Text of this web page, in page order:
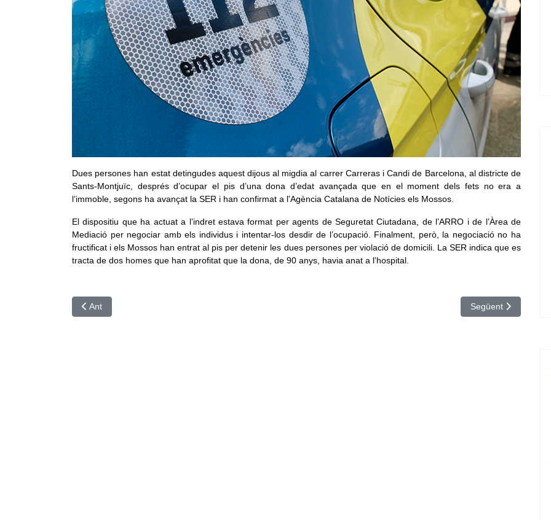
Dues persones han estat detingudes aquest dijous al migdia al carrer Carreras i Candi de Barcelona, al districte de
Sants-Montjuïc, després d’ocupar el pis d’una dona d’edat avançada que en el moment dels fets no era a
l’immoble, segons ha avançat la SER i han confirmat a l'Agència Catalana de Notícies els Mossos.
El dispositiu que ha actuat a l’indret estava format per agents de Seguretat Ciutadana, de l’ARRO i de l’Àrea de
Mediació per negociar amb els individus i intentar-los desdir de l’ocupació. Finalment, però, la negociació no ha
fructificat i els Mossos han entrat al pis per detenir les dues persones per violació de domicili. La SER indica que es
tracta de dos homes que han aprofitat que la dona, de 90 anys, havia anat a l’hospital.
Article anterior: Nou ferits després que un conductor perdi el control al districte de Nou Barris de Barcelona
Ant Article següent:
Següent